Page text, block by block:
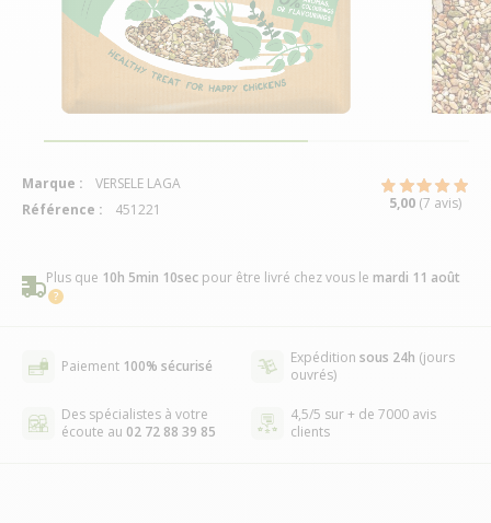
Plus que 10h 5min 9secpour être livré chez vouslemardi 11 août
Paiement 100% sécurisé Expédition sous 24h (jours
ouvrés)
Des spécialistes à votre
écoute au 02 72 88 39 85
4,5/5 sur + de 7000 avis
clients
Marque :
VERSELE LAGA
Référence :
451221 5,00 (7 avis)